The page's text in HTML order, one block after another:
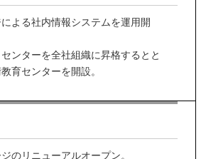
よる社内情報システムを運用開
ンターを全社組織に昇格するとと
育センターを開設。
のリニューアルオープン。